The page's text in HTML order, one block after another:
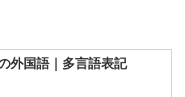
外国語｜多言語表記